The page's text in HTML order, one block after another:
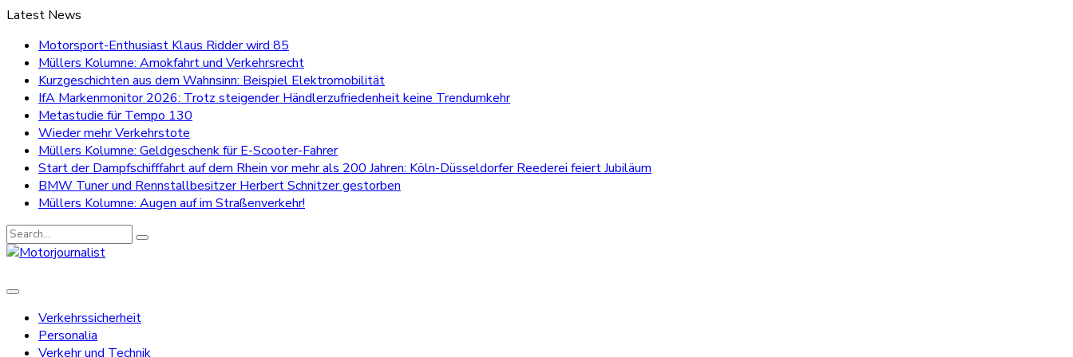
Latest News
Motorsport-Enthusiast Klaus Ridder wird 85
Müllers Kolumne: Amokfahrt und Verkehrsrecht
Kurzgeschichten aus dem Wahnsinn: Beispiel Elektromobilität
IfA Markenmonitor 2026: Trotz steigender Händlerzufriedenheit keine Trendumkehr
Metastudie für Tempo 130
Wieder mehr Verkehrstote
Müllers Kolumne: Geldgeschenk für E-Scooter-Fahrer
Start der Dampfschifffahrt auf dem Rhein vor mehr als 200 Jahren: Köln-Düsseldorfer Reederei feiert Jubiläum
BMW Tuner und Rennstallbesitzer Herbert Schnitzer gestorben
Müllers Kolumne: Augen auf im Straßenverkehr!
Search
for:
Verkehrssicherheit
Personalia
Verkehr und Technik